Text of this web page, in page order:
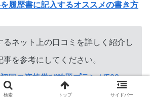
履歴書に記入するオススメの書き方
るネット上の口コミを詳しく紹介し
を参考にしてください。
回の資格学び放題プランが500
！
検索 トップ サイドバー